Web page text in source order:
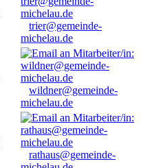
trier@gemeinde-
michelau.de
wildner@gemeinde-
michelau.de
rathaus@gemeinde-